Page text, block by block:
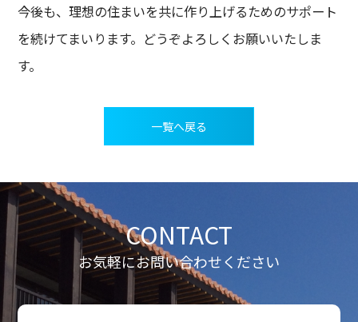
今後も、理想の住まいを共に作り上げるためのサポート
を続けてまいります。どうぞよろしくお願いいたしま
す。
一覧へ戻る
CONTACT
お気軽にお問い合わせください